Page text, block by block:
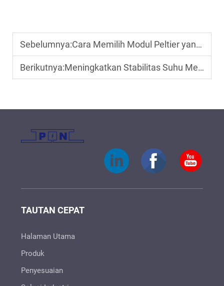
Sebelumnya:Cara Memilih Modul Peltier yang Tepat
Berikutnya:Meningkatkan Stabilitas Suhu Menggunakan Modul Peltier
TAUTAN CEPAT
Halaman Utama
Produk
Penyesuaian